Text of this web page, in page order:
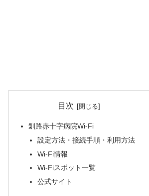
目次
釧路赤十字病院Wi-Fi
設定方法・接続手順・利用方法
Wi-Fi情報
Wi-Fiスポット一覧
公式サイト